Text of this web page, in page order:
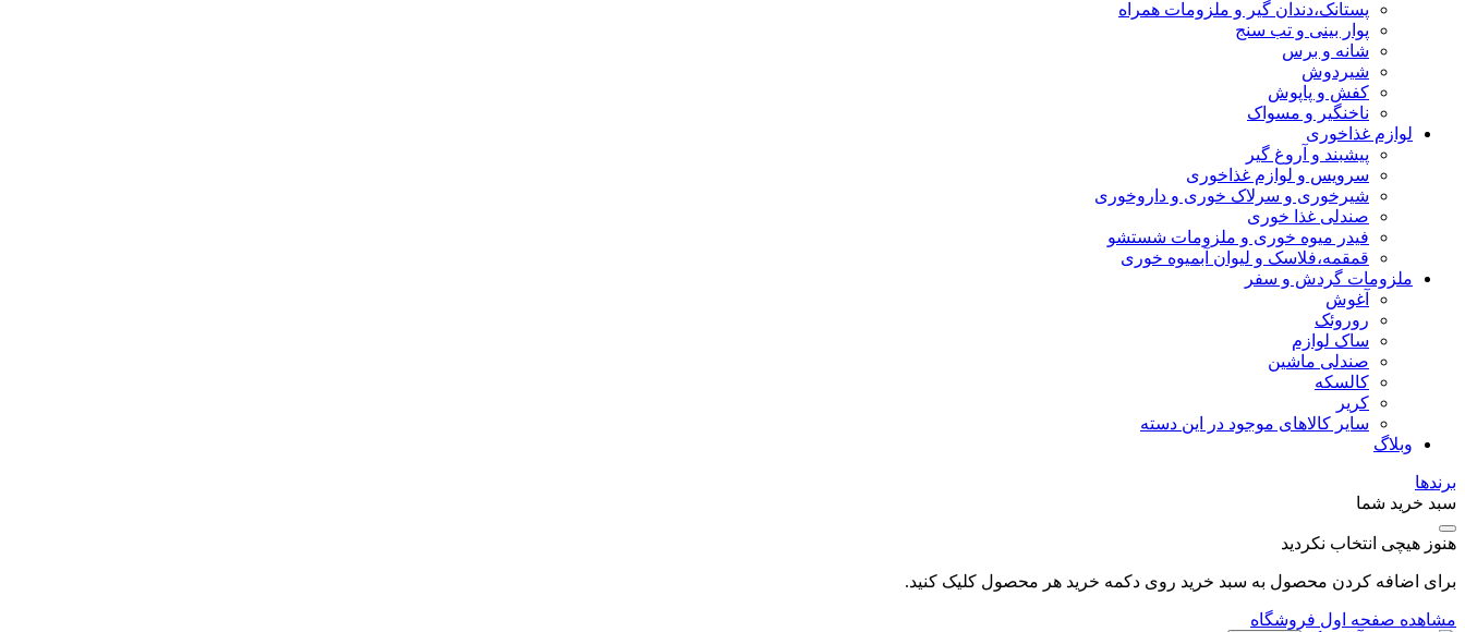
پستانک،دندان گیر و ملزومات همراه
پوار بینی و تب سنج
شانه و برس
شیردوش
کفش و پاپوش
ناخنگیر و مسواک
لوازم غذاخوری
پیشبند و آروغ گیر
سرویس و لوازم غذاخوری
شیرخوری و سرلاک خوری و داروخوری
صندلی غذا خوری
فیدر میوه خوری و ملزومات شستشو
قمقمه،فلاسک و لیوان آبمیوه خوری
ملزومات گردش و سفر
آغوش
روروئک
ساک لوازم
صندلی ماشین
کالسکه
کریر
سایر کالاهای موجود در این دسته
وبلاگ
برندها
سبد خرید شما
هنوز هیچی انتخاب نکردید
برای اضافه کردن محصول به سبد خرید روی دکمه خرید هر محصول کلیک کنید.
مشاهده صفحه اول فروشگاه